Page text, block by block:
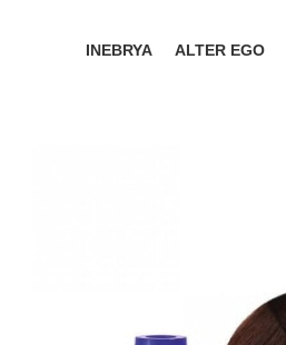
INEBRYA ALTER EGO